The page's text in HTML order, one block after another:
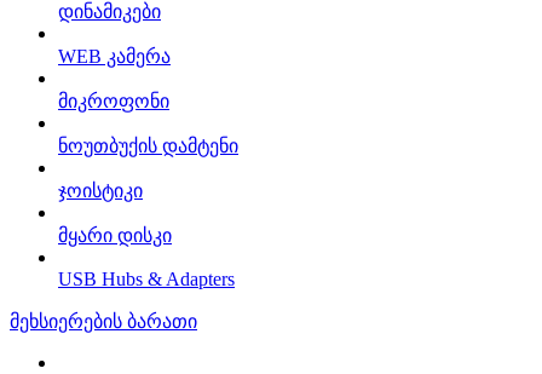
დინამიკები
WEB კამერა
მიკროფონი
ნოუთბუქის დამტენი
ჯოისტიკი
მყარი დისკი
USB Hubs & Adapters
მეხსიერების ბარათი